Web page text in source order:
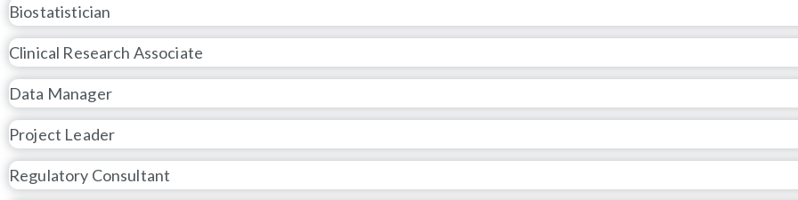
Biostatistician
Clinical Research Associate
Data Manager
Project Leader
Regulatory Consultant